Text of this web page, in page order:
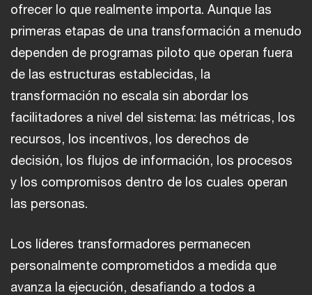
ofrecer lo que realmente importa. Aunque las
primeras etapas de una transformación a menudo
dependen de programas piloto que operan fuera
de las estructuras establecidas, la
transformación no escala sin abordar los
facilitadores a nivel del sistema: las métricas, los
recursos, los incentivos, los derechos de
decisión, los flujos de información, los procesos
y los compromisos dentro de los cuales operan
las personas.
Los líderes transformadores permanecen
personalmente comprometidos a medida que
avanza la ejecución, desafiando a todos a